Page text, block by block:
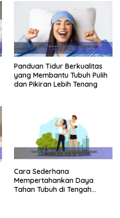
Panduan Tidur Berkualitas
yang Membantu Tubuh Pulih
dan Pikiran Lebih Tenang
Cara Sederhana
Mempertahankan Daya
Tahan Tubuh di Tengah